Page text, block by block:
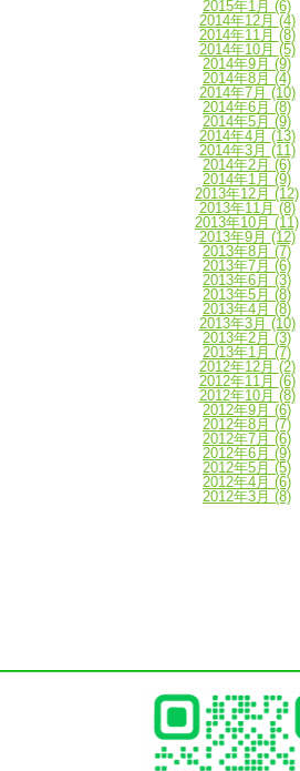
2015年1月 (6)
2014年12月 (4)
2014年11月 (8)
2014年10月 (5)
2014年9月 (9)
2014年8月 (4)
2014年7月 (10)
2014年6月 (8)
2014年5月 (9)
2014年4月 (13)
2014年3月 (11)
2014年2月 (6)
2014年1月 (9)
2013年12月 (12)
2013年11月 (8)
2013年10月 (11)
2013年9月 (12)
2013年8月 (7)
2013年7月 (6)
2013年6月 (3)
2013年5月 (8)
2013年4月 (8)
2013年3月 (10)
2013年2月 (3)
2013年1月 (7)
2012年12月 (2)
2012年11月 (6)
2012年10月 (8)
2012年9月 (6)
2012年8月 (7)
2012年7月 (6)
2012年6月 (9)
2012年5月 (5)
2012年4月 (6)
2012年3月 (8)